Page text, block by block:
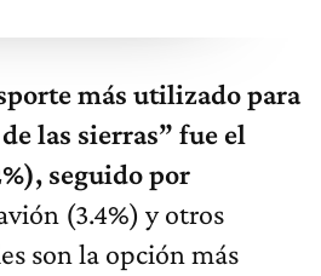
más utilizado para
las sierras” fue el
seguido por
(3.4%) y otros
son la opción más